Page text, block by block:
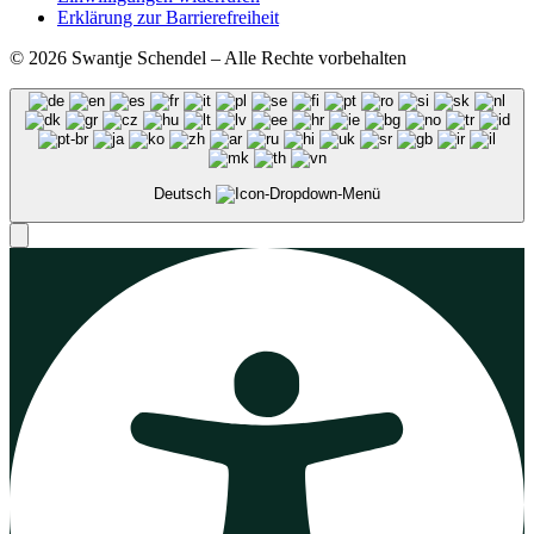
Erklärung zur Barrierefreiheit
© 2026 Swantje Schendel – Alle Rechte vorbehalten
Deutsch